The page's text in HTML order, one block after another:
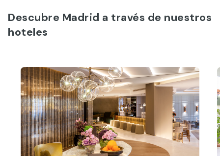
Descubre Madrid a través de nuestros
hoteles